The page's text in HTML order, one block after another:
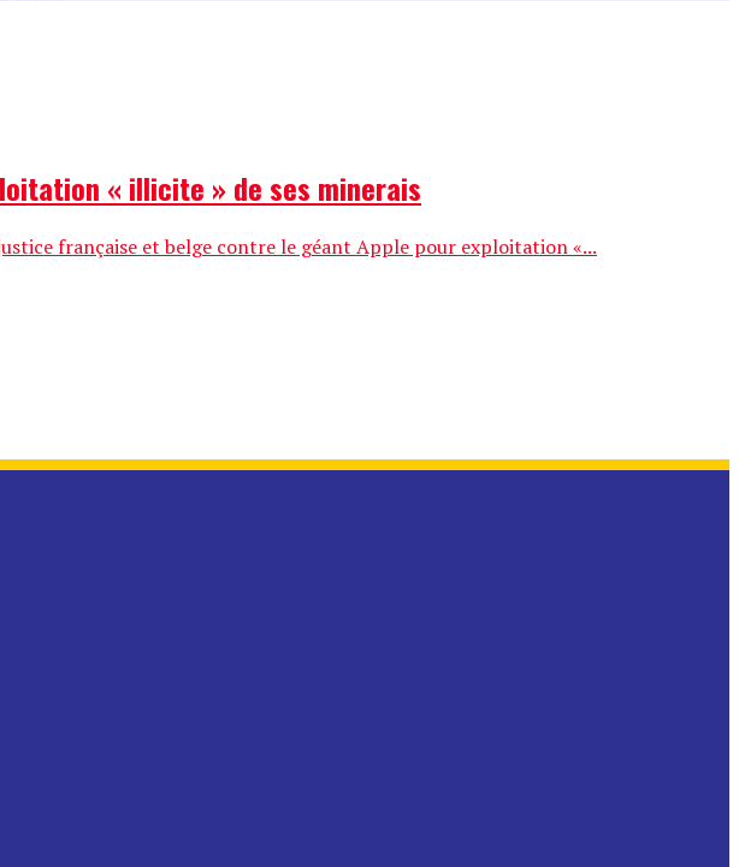
« illicite » de ses minerais
française et belge contre le géant Apple pour exploitation «...